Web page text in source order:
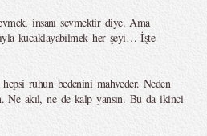
insanı sevmektir diye. Ama
kucaklayabilmek her şeyi… İşte
ruhun bedenini mahveder. Neden
Ne akıl, ne de kalp yansın. Bu da ikinci